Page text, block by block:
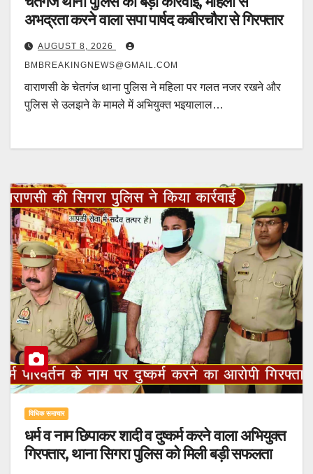
अभद्रता करने वाला सपा पार्षद कबीरचौरा से गिरफ्तार
AUGUST 8, 2026
BMBREAKINGNEWS@GMAIL.COM
वाराणसी के चेतगंज थाना पुलिस ने महिला पर गलत नजर रखने और
पुलिस से उलझने के मामले में अभियुक्त भइयालाल…
विधिक समाचार
धर्म व नाम छिपाकर शादी व दुष्कर्म करने वाला अभियुक्त
गिरफ्तार, थाना सिगरा पुलिस को मिली बड़ी सफलता